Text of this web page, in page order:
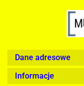
Dane adresowe
Informacje